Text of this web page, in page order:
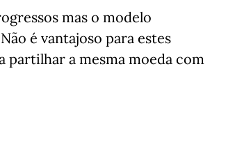
mas o modelo
é vantajoso para estes
partilhar a mesma moeda com